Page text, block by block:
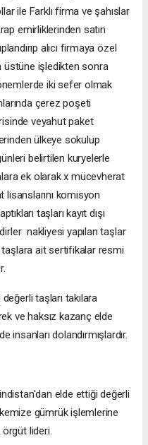
ile Farklı firma ve şahıslar
emirliklerinden satın
alıcı firmaya özel
üstüne işledikten sonra
iki sefer olmak
çerez poşeti
veyahut paket
ülkeye sokulup
belirtilen kuryelerle
ek olarak x mücevherat
komisyon
taşları kayıt dışı
nakliyesi yapılan taşlar
ait sertifikalar resmi
taşları takılara
ve haksız kazanç elde
dolandırmışlardır.
elde ettiği değerli
gümrük işlemlerine
lideri.